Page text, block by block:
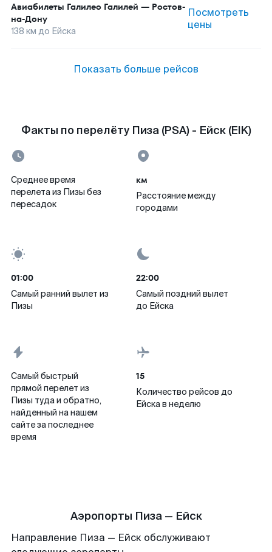
Авиабилеты Галилео Галилей — Ростов-
на-Дону
138 км до Ейска
Посмотреть
цены
Показать больше рейсов
Факты по перелёту Пиза (PSA) - Ейск (EIK)
Среднее время
перелета из Пизы без
пересадок
км
Расстояние между
городами
01:00
Самый ранний вылет из
Пизы
22:00
Самый поздний вылет
до Ейска
Самый быстрый
прямой перелет из
Пизы туда и обратно,
найденный на нашем
сайте за последнее
время
15
Количество рейсов до
Ейска в неделю
Аэропорты Пиза — Ейск
Направление Пиза — Ейск обслуживают